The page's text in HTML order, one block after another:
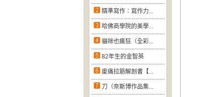
精準寫作：寫作力...
哈佛商學院的美學...
貓咪也瘋狂（全彩...
82年生的金智英
痠痛拉筋解剖書【...
刀（奈斯博作品集...